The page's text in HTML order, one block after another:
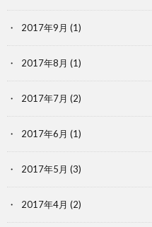
2017年9月 (1)
2017年8月 (1)
2017年7月 (2)
2017年6月 (1)
2017年5月 (3)
2017年4月 (2)